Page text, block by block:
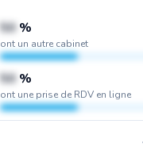
50 %
ont un autre cabinet
50 %
ont une prise de RDV en ligne